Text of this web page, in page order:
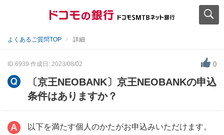
よくあるご質問TOP 詳細
ID:6939 作成日: 2023/08/02 0
〔京王NEOBANK〕京王NEOBANKの申込
条件はありますか？
以下を満たす個人のかたがお申込みいただけます。